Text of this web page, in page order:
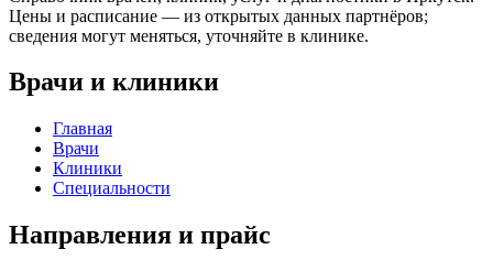
Цены и расписание — из открытых данных партнёров;
сведения могут меняться, уточняйте в клинике.
Врачи и клиники
Главная
Врачи
Клиники
Специальности
Направления и прайс